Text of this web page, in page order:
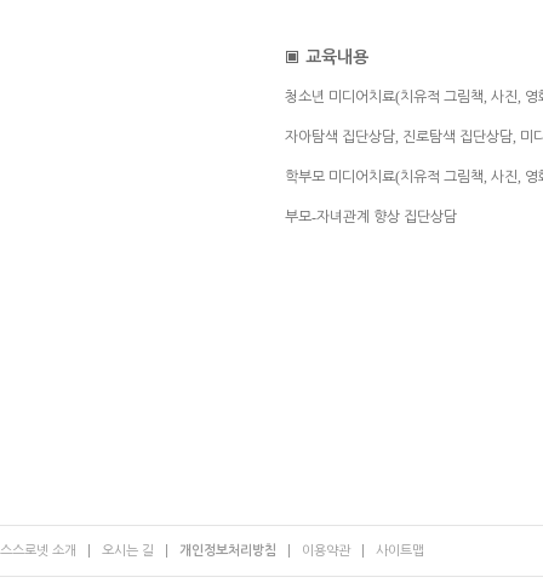
▣ 교육내용
청소년 미디어치료(치유적 그림책, 사진, 영
자아탐색 집단상담, 진로탐색 집단상담, 미
학부모 미디어치료(치유적 그림책, 사진, 영
부모-자녀관계 향상 집단상담
스스로넷 소개 오시는 길 개인정보처리방침 이용약관 사이트맵